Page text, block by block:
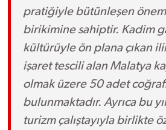
pratiğiyle bütünleşen
birikimine sahiptir. Kadim
kültürüyle ön plana çıkan
işaret tescili alan Malatya
olmak üzere 50 adet
bulunmaktadır. Ayrıca bu
turizm çalıştayıyla birlikte